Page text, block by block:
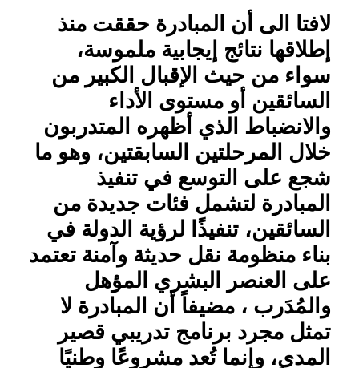
لافتا الى أن المبادرة حققت منذ
إطلاقها نتائج إيجابية ملموسة،
سواء من حيث الإقبال الكبير من
السائقين أو مستوى الأداء
والانضباط الذي أظهره المتدربون
خلال المرحلتين السابقتين، وهو ما
شجع على التوسع في تنفيذ
المبادرة لتشمل فئات جديدة من
السائقين، تنفيذًا لرؤية الدولة في
بناء منظومة نقل حديثة وآمنة تعتمد
على العنصر البشري المؤهل
والمُدَرب ، مضيفاً أن المبادرة لا
تمثل مجرد برنامج تدريبي قصير
المدى، وإنما تُعد مشروعًا وطنيًا